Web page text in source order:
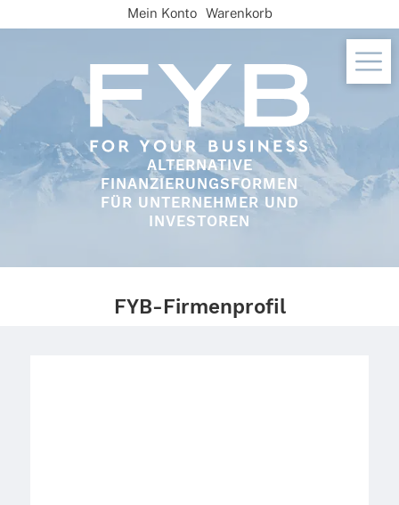
to
ALTERNATIVE
FINANZIERUNGSFORMEN
FÜR UNTERNEHMER UND
INVESTOREN
Mein Konto Warenkorb
FYB-Firmenprofil